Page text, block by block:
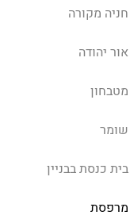
חניה מקורה
אור יהודה
מטבחון
שומר
בית כנסת בבניין
מרפסת